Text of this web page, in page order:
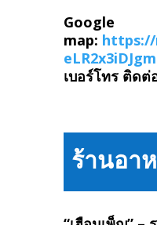
Google
map: https://
เบอร์โทร ติดต่
ร้านอา